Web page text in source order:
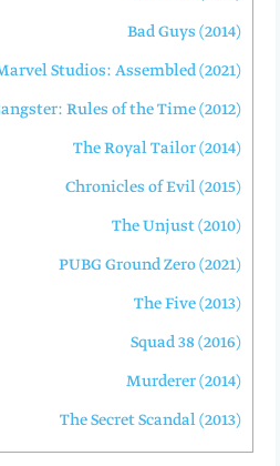
Bad Guys (2014)
Studios: Assembled (2021)
Rules of the Time (2012)
The Royal Tailor (2014)
Chronicles of Evil (2015)
The Unjust (2010)
PUBG Ground Zero (2021)
The Five (2013)
Squad 38 (2016)
Murderer (2014)
The Secret Scandal (2013)